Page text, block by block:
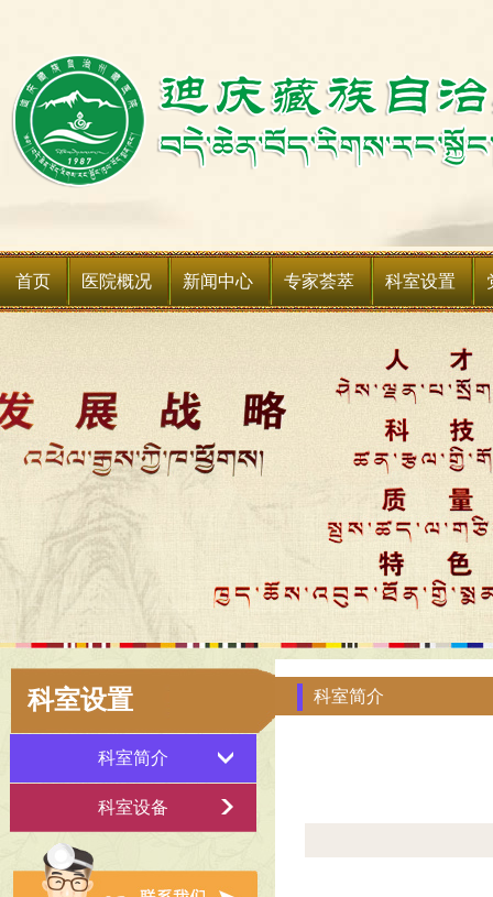
首页 医院概况
领导关怀
医院荣誉
新闻中心
通知公告
专家荟萃 科室设置
科室设备
科室设置
科室简介
科室设备
科室简介